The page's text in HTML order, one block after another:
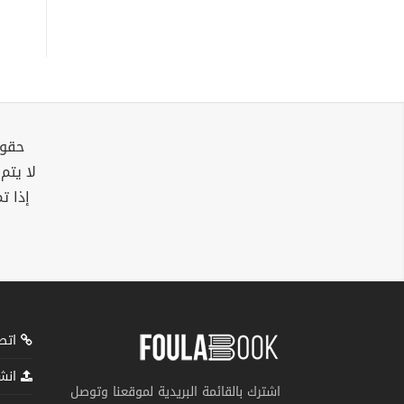
لا
إذا
اشترك بالقائمة البريدية لموقعنا وتوصل